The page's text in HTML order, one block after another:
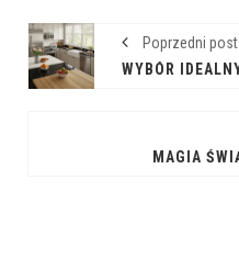
Poprzedni post